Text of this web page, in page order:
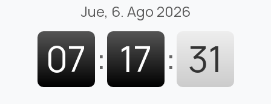
Jue, 6. Ago 2026
07 : 17 : 32